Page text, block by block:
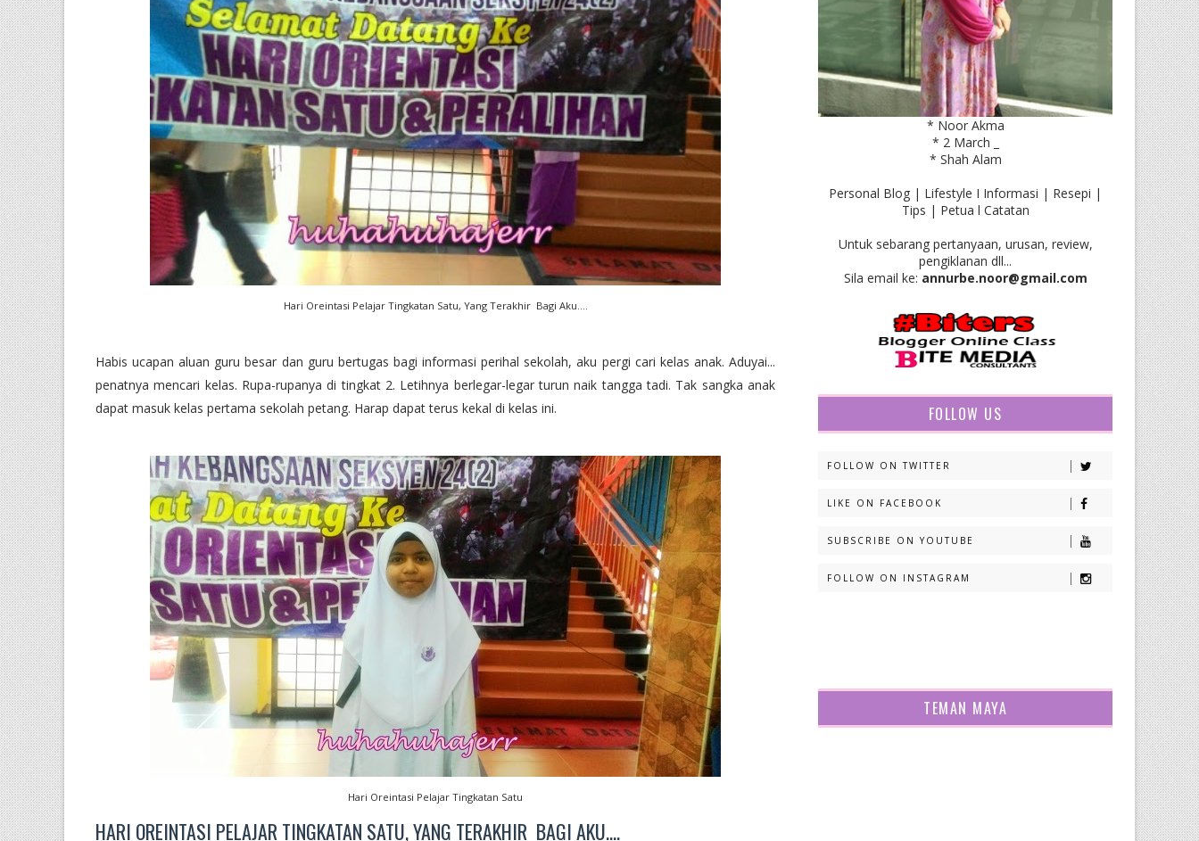
Hari Oreintasi Pelajar Tingkatan Satu, Yang Terakhir Bagi Aku....
Habis ucapan aluan guru besar dan guru bertugas bagi informasi perihal sekolah, aku pergi cari kelas anak. Aduyai...
penatnya mencari kelas. Rupa-rupanya di tingkat 2. Letihnya berlegar-legar turun naik tangga tadi. Tak sangka anak
dapat masuk kelas pertama sekolah petang. Harap dapat terus kekal di kelas ini.
Hari Oreintasi Pelajar Tingkatan Satu
HARI OREINTASI PELAJAR TINGKATAN SATU, YANG TERAKHIR BAGI AKU....
* Noor Akma
* 2 March _
* Shah Alam
Personal Blog | Lifestyle I Informasi | Resepi |
Tips | Petua l Catatan
Untuk sebarang pertanyaan, urusan, review,
pengiklanan dll...
Sila email ke: annurbe.noor@gmail.com
FOLLOW US
FOLLOW ON TWITTER
LIKE ON FACEBOOK
SUBSCRIBE ON YOUTUBE
FOLLOW ON INSTAGRAM
TEMAN MAYA